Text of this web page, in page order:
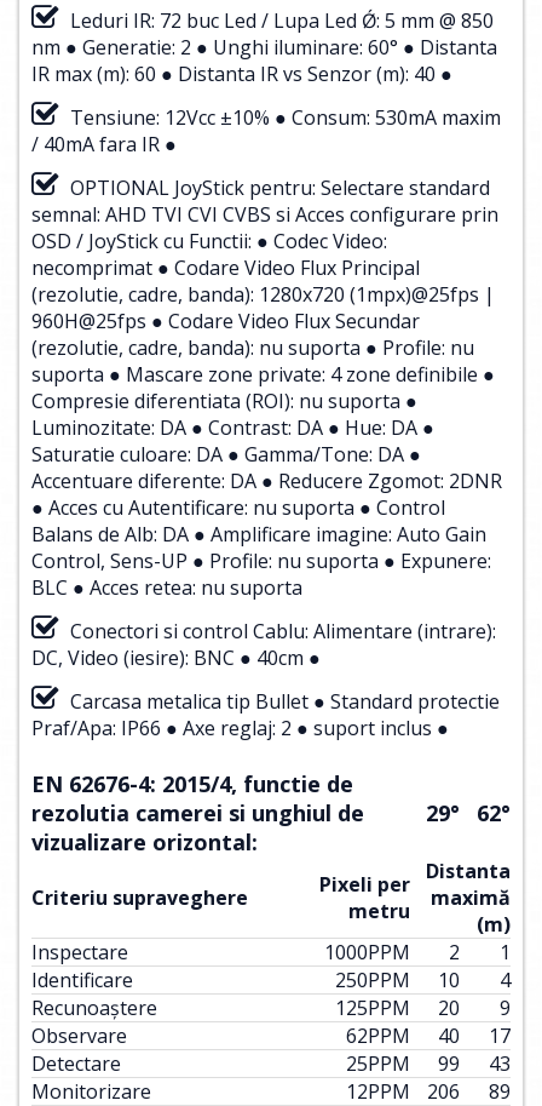
Leduri IR: 72 buc Led / Lupa Led Ǿ: 5 mm @ 850
nm ● Generatie: 2 ● Unghi iluminare: 60° ● Distanta
IR max (m): 60 ● Distanta IR vs Senzor (m): 40 ●
Tensiune: 12Vcc ±10% ● Consum: 530mA maxim
/ 40mA fara IR ●
OPTIONAL JoyStick pentru: Selectare standard
semnal: AHD TVI CVI CVBS si Acces configurare prin
OSD / JoyStick cu Functii: ● Codec Video:
necomprimat ● Codare Video Flux Principal
(rezolutie, cadre, banda): 1280x720 (1mpx)@25fps |
960H@25fps ● Codare Video Flux Secundar
(rezolutie, cadre, banda): nu suporta ● Profile: nu
suporta ● Mascare zone private: 4 zone definibile ●
Compresie diferentiata (ROI): nu suporta ●
Luminozitate: DA ● Contrast: DA ● Hue: DA ●
Saturatie culoare: DA ● Gamma/Tone: DA ●
Accentuare diferente: DA ● Reducere Zgomot: 2DNR
● Acces cu Autentificare: nu suporta ● Control
Balans de Alb: DA ● Amplificare imagine: Auto Gain
Control, Sens-UP ● Profile: nu suporta ● Expunere:
BLC ● Acces retea: nu suporta
Conectori si control Cablu: Alimentare (intrare):
DC, Video (iesire): BNC ● 40cm ●
Carcasa metalica tip Bullet ● Standard protectie
Praf/Apa: IP66 ● Axe reglaj: 2 ● suport inclus ●
EN 62676-4: 2015/4, functie de
rezolutia camerei si unghiul de
vizualizare orizontal:
29° 62°
Criteriu supraveghere
Pixeli per
metru
Distanta
maximă
(m)
Inspectare
1000PPM 2
1
Identificare
250PPM 10
4
Recunoaștere
125PPM 20
9
Observare
62PPM 40
17
Detectare
25PPM 99
43
Monitorizare
12PPM 206 89